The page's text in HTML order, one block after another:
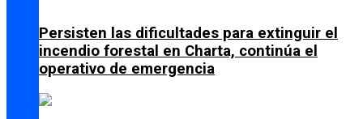
Persisten las dificultades para extinguir el
incendio forestal en Charta, continúa el
operativo de emergencia